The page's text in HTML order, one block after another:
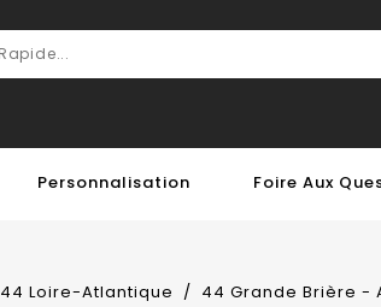
Personnalisation Foire Aux
44 Loire-Atlantique 44 Grande Brière -